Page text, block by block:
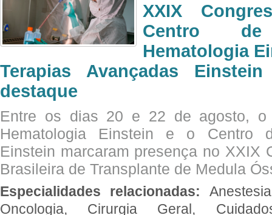
XXIX
Centro
Hematologia
Terapias Avançadas
destaque
Entre os dias 20 e 22 de agosto, o
Hematologia Einstein e o Centro
Einstein marcaram presença no XXIX
Brasileira de Transplante de Medula
Especialidades relacionadas:
Oncologia, Cirurgia Geral,